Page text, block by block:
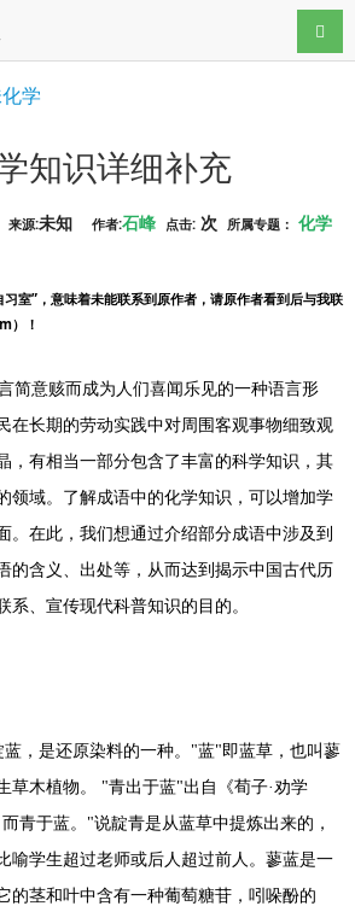
导航
学
知识详细补充
来源:未知 作者:石峰 点击: 次 所属专题： 化学
习室”，意味着未能联系到原作者，请原作者看到后与我联
）！
简意赅而成为人们喜闻乐见的一种语言形
在长期的劳动实践中对周围客观事物细致观
，有相当一部分包含了丰富的科学知识，其
领域。了解成语中的化学知识，可以增加学
。在此，我们想通过介绍部分成语中涉及到
的含义、出处等，从而达到揭示中国古代历
系、宣传现代科普知识的目的。
，是还原染料的一种。"蓝"即蓝草，也叫蓼
草木植物。 "青出于蓝"出自《荀子·劝学
青于蓝。"说靛青是从蓝草中提炼出来的，
喻学生超过老师或后人超过前人。蓼蓝是一
的茎和叶中含有一种葡萄糖苷，吲哚酚的